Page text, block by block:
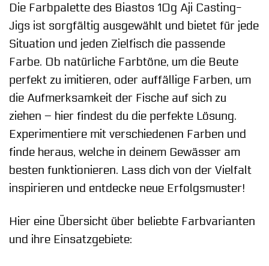
Die Farbpalette des Biastos 10g Aji Casting-
Jigs ist sorgfältig ausgewählt und bietet für jede
Situation und jeden Zielfisch die passende
Farbe. Ob natürliche Farbtöne, um die Beute
perfekt zu imitieren, oder auffällige Farben, um
die Aufmerksamkeit der Fische auf sich zu
ziehen – hier findest du die perfekte Lösung.
Experimentiere mit verschiedenen Farben und
finde heraus, welche in deinem Gewässer am
besten funktionieren. Lass dich von der Vielfalt
inspirieren und entdecke neue Erfolgsmuster!
Hier eine Übersicht über beliebte Farbvarianten
und ihre Einsatzgebiete: